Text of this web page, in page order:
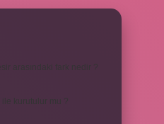
arasındaki fark nedir ?